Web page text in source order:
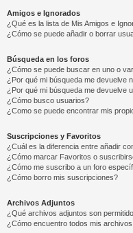
Amigos e Ignorados
¿Qué es la lista de Mis Amigos e
¿Cómo se puede añadir o borrar
Búsqueda en los foros
¿Cómo se puede buscar en uno o
¿Por qué mi búsqueda me devuelve
¿Por qué mi búsqueda me devuelve
¿Cómo busco usuarios?
¿Como se puede encontrar mis
Suscripciones y Favoritos
¿Cuál es la diferencia entre añadir
¿Cómo marcar Favoritos o
¿Cómo me suscribo a un foro
¿Cómo borro mis suscripciones?
Archivos Adjuntos
¿Qué archivos adjuntos son
¿Cómo encuentro todos mis